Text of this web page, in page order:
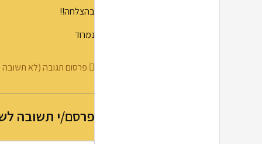
בהצלחה!!
נמרוד
פרסום תגובה (לא
פרסם/י תשובה